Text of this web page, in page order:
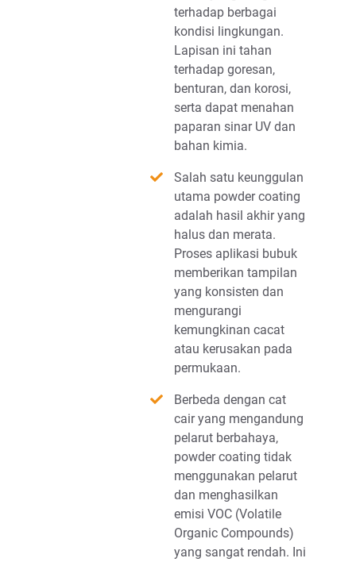
terhadap berbagai
kondisi lingkungan.
Lapisan ini tahan
terhadap goresan,
benturan, dan korosi,
serta dapat menahan
paparan sinar UV dan
bahan kimia.
Salah satu keunggulan
utama powder coating
adalah hasil akhir yang
halus dan merata.
Proses aplikasi bubuk
memberikan tampilan
yang konsisten dan
mengurangi
kemungkinan cacat
atau kerusakan pada
permukaan.
Berbeda dengan cat
cair yang mengandung
pelarut berbahaya,
powder coating tidak
menggunakan pelarut
dan menghasilkan
emisi VOC (Volatile
Organic Compounds)
yang sangat rendah. Ini